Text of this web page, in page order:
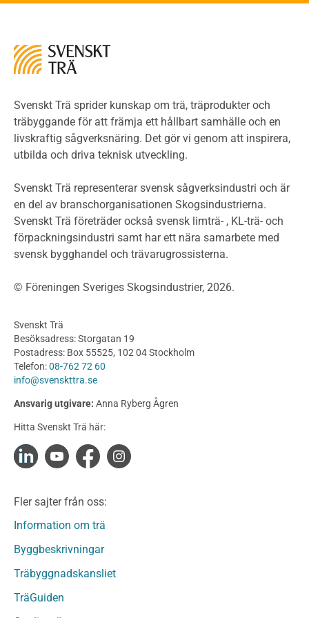
Miljöeffekter
LCA
Miljödeklarationer och märkning
Termer och förkortningar
Planering
Klimatkalkylator hallar
Projektering av trähus - generellt
Byggsystem
Fasadsystem i skivmaterial
Bullerskärmar och andra utomhuskonstruktioner
Byggnation och utförande
Utförande
Produkter
Konstruktionsvirke
Konstruktionsvirke Behandlat
Konstruktionsvirke Fingerskarvat
Konstruktionsvirke Fingerskarvat Obehandlat
Limträ
Fanerträ
Fanerträ Obehandlat
Träpanel och Utvändig beklädnad Behandlat
Träpanel och utvändig beklädnad Obehandlat
Trägolv
Svenskt Trä sprider kunskap om trä, träprodukter och
träbyggande för att främja ett hållbart samhälle och en
livskraftig sågverksnäring. Det gör vi genom att inspirera,
utbilda och driva teknisk utveckling.
Svenskt Trä representerar svensk sågverksindustri och är
en del av branschorganisationen Skogsindustrierna.
Svenskt Trä företräder också svensk limträ- , KL-trä- och
förpackningsindustri samt har ett nära samarbete med
svensk bygghandel och trävarugrossisterna.
© Föreningen Sveriges Skogsindustrier, 2026.
Svenskt Trä
Besöksadress: Storgatan 19
Postadress: Box 55525, 102 04 Stockholm
Telefon:08-762 72 60
info@svenskttra.se
Ansvarig utgivare: Anna Ryberg Ågren
Hitta Svenskt Trä här:
Fler sajter från oss:
Information om trä
Byggbeskrivningar
Träbyggnadskansliet
TräGuiden